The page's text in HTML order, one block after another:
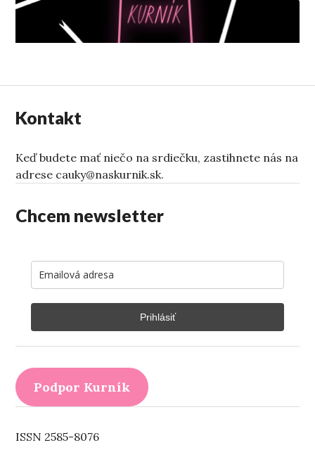
Kontakt
Keď budete mať niečo na srdiečku, zastihnete nás na
adrese cauky@naskurnik.sk.
Chcem newsletter
Prihlásiť
Podpor Kurník
ISSN 2585-8076